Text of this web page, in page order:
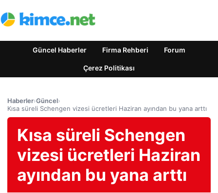
Güncel Haberler Firma Rehberi Forum
Çerez Politikası
Haberler›Güncel›
Kısa süreli Schengen vizesi ücretleri Haziran ayından bu yana arttı
Kısa süreli Schengen
vizesi ücretleri Haziran
ayından bu yana arttı